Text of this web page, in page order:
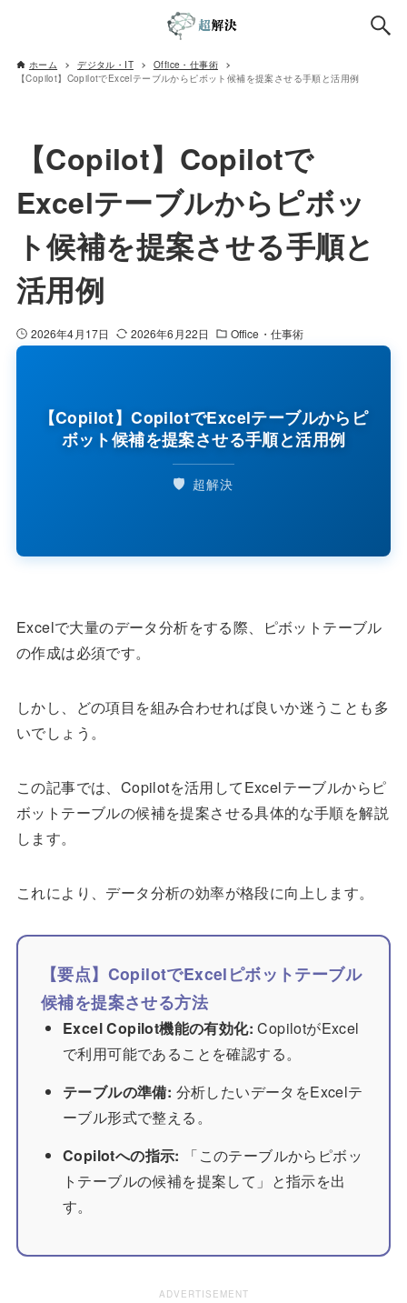
ホーム デジタル・IT
Office・仕事術
【Copilot】CopilotでExcelテーブルからピボット候補を提案させる手順と活用例
【Copilot】Copilotで
Excelテーブルからピボッ
ト候補を提案させる手順と
活用例
2026年4月17日 2026年6月22日 Office・仕事術
【Copilot】CopilotでExcelテーブルからピ
ボット候補を提案させる手順と活用例
🛡️ 超解決
Excelで大量のデータ分析をする際、ピボットテーブル
の作成は必須です。
しかし、どの項目を組み合わせれば良いか迷うことも多
いでしょう。
この記事では、Copilotを活用してExcelテーブルからピ
ボットテーブルの候補を提案させる具体的な手順を解説
します。
これにより、データ分析の効率が格段に向上します。
【要点】CopilotでExcelピボットテーブル
候補を提案させる方法
Excel Copilot機能の有効化: CopilotがExcel
で利用可能であることを確認する。
テーブルの準備: 分析したいデータをExcelテ
ーブル形式で整える。
Copilotへの指示: 「このテーブルからピボッ
トテーブルの候補を提案して」と指示を出
す。
ADVERTISEMENT